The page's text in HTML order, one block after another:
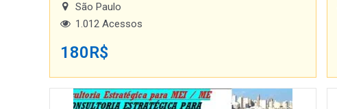
São Paulo
1.012 Acessos
180R$